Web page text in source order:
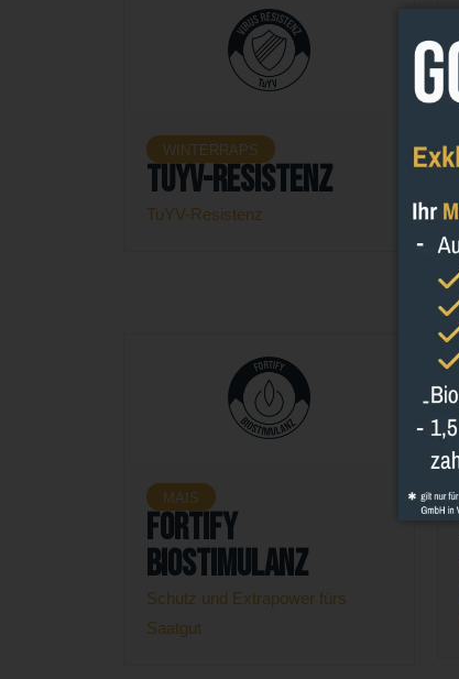
WINTERRAPS
TuYV-Resistenz
TuYV-Resistenz
MAIS
Fortify
Biostimulanz
Schutz und Extrapower fürs
Saatgut